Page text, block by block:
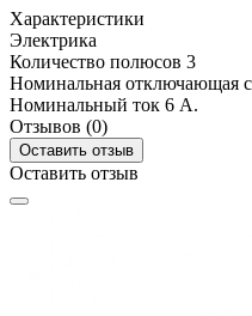
Характеристики
Электрика
Количество полюсов 3
Номинальная отключающая
Номинальный ток 6 А.
Отзывов (0)
Оставить отзыв
Оставить отзыв